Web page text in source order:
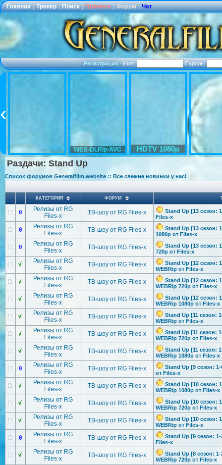
Главная | Трекер | Поиск | Правила | Форум | Чат
Регистрация·Имя: Пароль:
WEB-DLRip-AVC HDTV 1080p
Раздачи: Stand Up
Список форумов Generalfilm.website :: Все свежие новинки у нас!
КАТЕГОРИЯ ФОРУМ
θ
Релизы от RG
Files-x
ТВ-шоу от RG Files-x
Stand Up [13 сезон:
Files-x
θ
Релизы от RG
Files-x
ТВ-шоу от RG Files-x
Stand Up [13 сезон:
1080p от Files-x
θ
Релизы от RG
Files-x
ТВ-шоу от RG Files-x
Stand Up [13 сезон:
720p от Files-x
√
Релизы от RG
Files-x
ТВ-шоу от RG Files-x
Stand Up [12 сезон:
WEBRip от Files-x
√
Релизы от RG
Files-x
ТВ-шоу от RG Files-x
Stand Up [12 сезон:
WEBRip 720p от Files-x
√
Релизы от RG
Files-x
ТВ-шоу от RG Files-x
Stand Up [12 сезон:
WEBRip 1080p от Files-x
√
Релизы от RG
Files-x
ТВ-шоу от RG Files-x
Stand Up [11 сезон:
WEBRip от Files-x
√
Релизы от RG
Files-x
ТВ-шоу от RG Files-x
Stand Up [11 сезон:
WEBRip 720p от Files-x
√
Релизы от RG
Files-x
ТВ-шоу от RG Files-x
Stand Up [11 сезон:
WEBRip 1080p от Files-x
θ
Релизы от RG
Files-x
ТВ-шоу от RG Files-x
Stand Up [9 сезон:
от Files-x
√
Релизы от RG
Files-x
ТВ-шоу от RG Files-x
Stand Up [10 сезон:
WEBRip 1080p от Files-x
√
Релизы от RG
Files-x
ТВ-шоу от RG Files-x
Stand Up [10 сезон:
WEBRip 720p от Files-x
√
Релизы от RG
Files-x
ТВ-шоу от RG Files-x
Stand Up [10 сезон:
WEBRip от Files-x
θ
Релизы от RG
Files-x
ТВ-шоу от RG Files-x
Stand Up [9 сезон:
Files-x
√
Релизы от RG
Files-x
ТВ-шоу от RG Files-x
Stand Up [8 сезон:
WEBRip 720p от Files-x